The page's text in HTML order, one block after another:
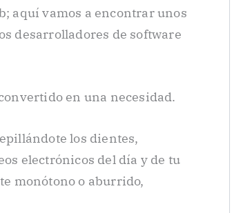
aquí vamos a encontrar unos
desarrolladores de software
en una necesidad.
los dientes,
electrónicos del día y de tu
monótono o aburrido,